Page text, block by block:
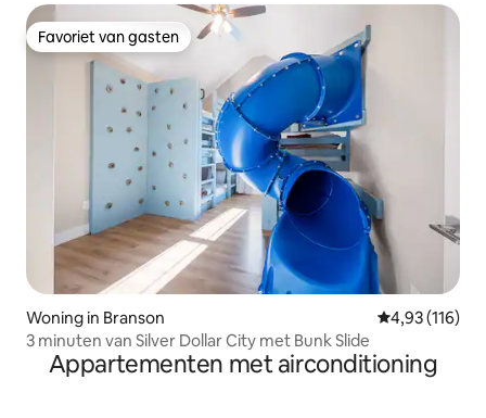
Favoriet van gasten
Favoriet van gasten
Woning in Branson Gemiddelde
4,93 (116)
3 minuten van Silver Dollar City met Bunk Slide
Appartementen met airconditioning